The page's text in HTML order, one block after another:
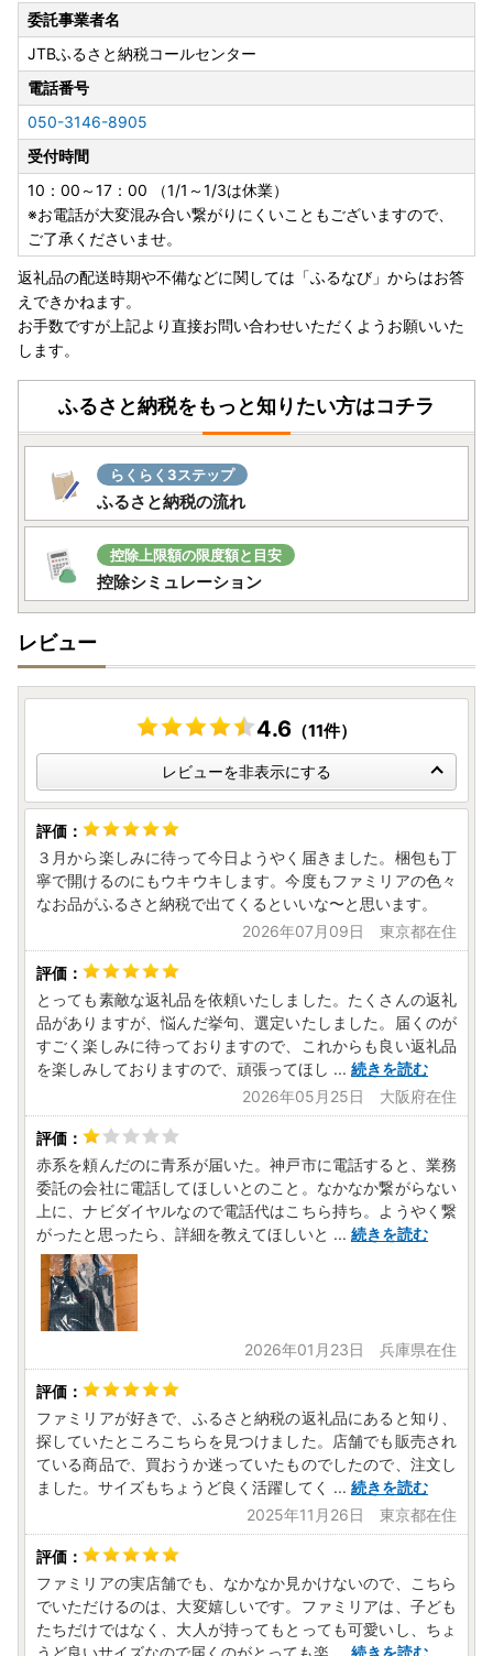
品基準の明確化）に伴い、予告
なく返礼品の寄附金額や内容量の変更、または受付終了とな
る場合がございます。
また、掲載するポータルサイトごとに手数料等の条件が異な
るため、同一の返礼品であっ
てもサイトによって寄附金額が異なる場合がございます。あ
らかじめご了承ください。
※※ご注意ください！※※
【割引価格は詐欺！】ふるさと納税の商品を転載した悪質な
偽サイト・詐欺サイト
神戸市ふるさと納税の商品を転載した悪質な偽サイト・詐欺
サイトが複数見つかっています。
載のあるサイトは詐欺サイトです。
絶対に申し込まないようにご注意ください。
委託事業者名
JTBふるさと納税コールセンター
電話番号
050-3146-8905
受付時間
10：00～17：00 （1/1～1/3は休業）
※お電話が大変混み合い繋がりにくいこともございますので、
ご了承くださいませ。
返礼品の配送時期や不備などに関しては「ふるなび」からはお答
えできかねます。
お手数ですが上記より直接お問い合わせいただくようお願いいた
します。
ふるさと納税をもっと知りたい方はコチラ
らくらく3ステップ
ふるさと納税の流れ
控除上限額の限度額と目安
控除シミュレーション
レビュー
4.6 （11件）
レビューを非表示にする
３月から楽しみに待って今日ようやく届きました。梱包も丁
寧で開けるのにもウキウキします。今度もファミリアの色々
なお品がふるさと納税で出てくるといいな〜と思います。
2026年07月09日 東京都在住
とっても素敵な返礼品を依頼いたしました。たくさんの返礼
品がありますが、悩んだ挙句、選定いたしました。届くのが
すごく楽しみに待っておりますので、これからも良い返礼品
を楽しみしておりますので、頑張ってほし ... 続きを読む
2026年05月25日 大阪府在住
赤系を頼んだのに青系が届いた。神戸市に電話すると、業務
委託の会社に電話してほしいとのこと。なかなか繋がらない
上に、ナビダイヤルなので電話代はこちら持ち。ようやく繋
がったと思ったら、詳細を教えてほしいと ... 続きを読む
2026年01月23日 兵庫県在住
ファミリアが好きで、ふるさと納税の返礼品にあると知り、
探していたところこちらを見つけました。店舗でも販売され
ている商品で、買おうか迷っていたものでしたので、注文し
ました。サイズもちょうど良く活躍してく ... 続きを読む
2025年11月26日 東京都在住
ファミリアの実店舗でも、なかなか見かけないので、こちら
でいただけるのは、大変嬉しいです。ファミリアは、子ども
たちだけではなく、大人が持ってもとっても可愛いし、ちょ